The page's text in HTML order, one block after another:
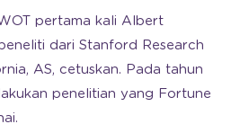
pertama kali Albert
dari Stanford Research
AS, cetuskan. Pada tahun
penelitian yang Fortune